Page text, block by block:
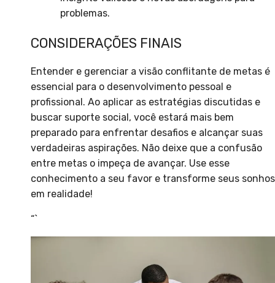
problemas.
CONSIDERAÇÕES FINAIS
Entender e gerenciar a visão conflitante de metas é
essencial para o desenvolvimento pessoal e
profissional. Ao aplicar as estratégias discutidas e
buscar suporte social, você estará mais bem
preparado para enfrentar desafios e alcançar suas
verdadeiras aspirações. Não deixe que a confusão
entre metas o impeça de avançar. Use esse
conhecimento a seu favor e transforme seus sonhos
em realidade!
“`